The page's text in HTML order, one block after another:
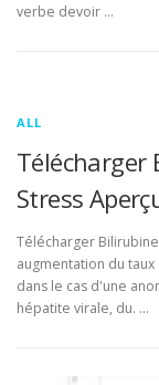
verbe devoir …
ALL
Télécharger
Stress
Télécharger
augmentation du
dans le cas d'une
hépatite virale, du. …